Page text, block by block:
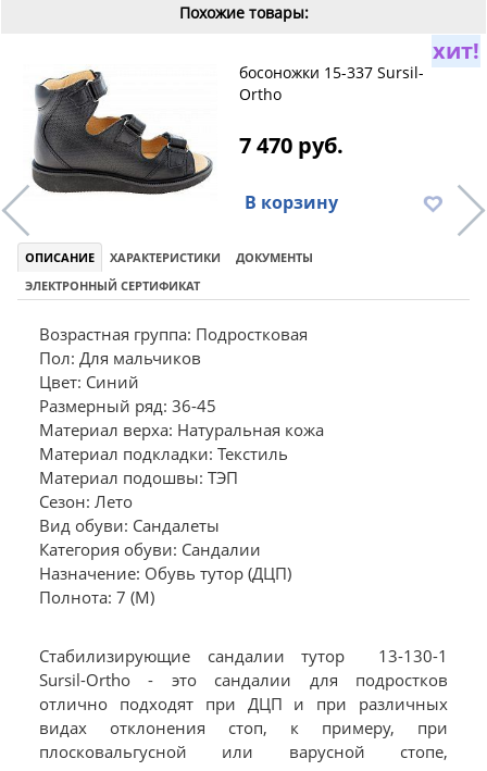
Похожие товары:
хит!
босоножки 15-337 Sursil-
Ortho
7 470 руб.
В корзину
ОПИСАНИЕ ХАРАКТЕРИСТИКИ
ДОКУМЕНТЫ
ЭЛЕКТРОННЫЙ СЕРТИФИКАТ
Возрастная группа: Подростковая
Пол: Для мальчиков
Цвет: Синий
Размерный ряд: 36-45
Материал верха: Натуральная кожа
Материал подкладки: Текстиль
Материал подошвы: ТЭП
Сезон: Лето
Вид обуви: Сандалеты
Категория обуви: Сандалии
Назначение: Обувь тутор (ДЦП)
Полнота: 7 (M)
Стабилизирующие сандалии тутор 13-130-1
Sursil-Ortho - это сандалии для подростков
отлично подходят при ДЦП и при различных
видах отклонения стоп, к примеру, при
плосковальгусной или варусной стопе,